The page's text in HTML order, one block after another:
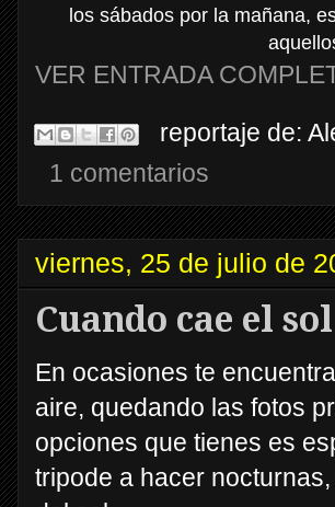
los sábados por la mañana,
VER ENTRADA
reportaje de:
1 comentarios
viernes, 25 de julio de
Cuando cae el sol
En ocasiones te
aire, quedando las fotos
opciones que tienes es
tripode a hacer